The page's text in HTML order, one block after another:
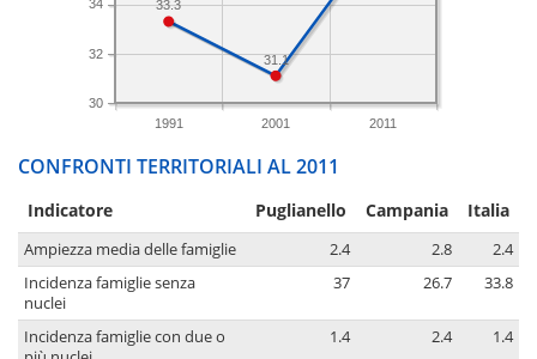
1991 2001 2011
30
32
34
31.1
33.3
CONFRONTI TERRITORIALI AL 2011
Indicatore Puglianello Campania Italia
Ampiezza media delle famiglie 2.4 2.8
2.4
Incidenza famiglie senza
nuclei
37 26.7 33.8
Incidenza famiglie con due o
1.4 2.4 1.4